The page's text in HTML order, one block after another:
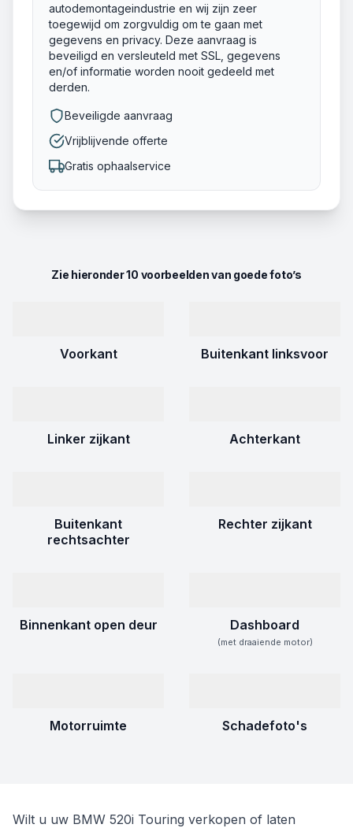
autodemontageindustrie en wij zijn zeer
toegewijd om zorgvuldig om te gaan met
gegevens en privacy. Deze aanvraag is
beveiligd en versleuteld met SSL, gegevens
en/of informatie worden nooit gedeeld met
derden.
Beveiligde aanvraag
Vrijblijvende offerte
Gratis ophaalservice
Zie hieronder 10 voorbeelden van goede foto’s
Voorkant Buitenkant linksvoor
Linker zijkant Achterkant
Buitenkant
rechtsachter
Rechter zijkant
Binnenkant open deur Dashboard
(met draaiende motor)
Motorruimte Schadefoto's
Wilt u uw BMW 520i Touring verkopen of laten